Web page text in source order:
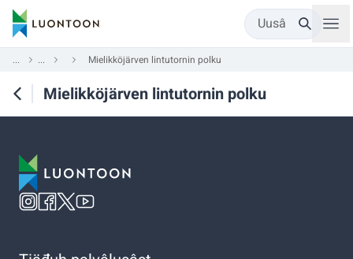
Uusâ
... ... Mielikköjärven lintutornin polku
Mielikköjärven lintutornin polku